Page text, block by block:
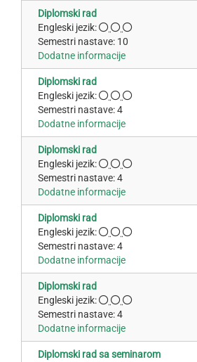
Diplomski rad
Engleski jezik:
Semestri nastave: 10
Dodatne informacije
Diplomski rad
Engleski jezik:
Semestri nastave: 4
Dodatne informacije
Diplomski rad
Engleski jezik:
Semestri nastave: 4
Dodatne informacije
Diplomski rad
Engleski jezik:
Semestri nastave: 4
Dodatne informacije
Diplomski rad
Engleski jezik:
Semestri nastave: 4
Dodatne informacije
Diplomski rad sa seminarom